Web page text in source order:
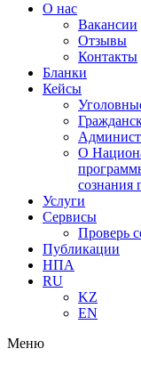
О нас
Вакансии
Отзывы
Контакты
Бланки
Кейсы
О
сознания
Услуги
Сервисы
Проверь
Публикации
НПА
RU
KZ
EN
Меню